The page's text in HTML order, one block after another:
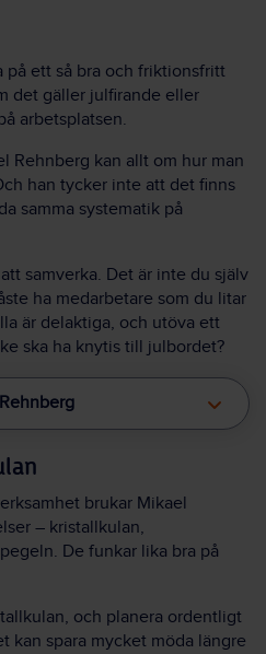
ett så bra och friktionsfritt
det gäller julfirande eller
arbetsplatsen.
Rehnberg kan allt om hur man
han tycker inte att det finns
samma systematik på
samverka. Det är inte du själv
ha medarbetare som du litar
är delaktiga, och utöva ett
ska ha knytis till julbordet?
brukar Mikael
– kristallkulan,
De funkar lika bra på
och planera ordentligt
kan spara mycket möda längre